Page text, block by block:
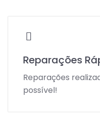
Reparações
Reparações
possível!